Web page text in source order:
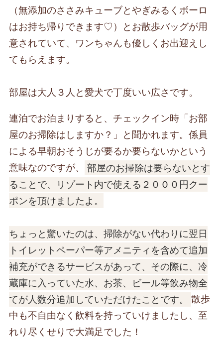
（無添加のささみキューブとやぎみるくボーロ
はお持ち帰りできます♡）とお散歩バッグが用
意されていて、ワンちゃんも優しくお出迎えし
てもらえます。
部屋は大人３人と愛犬で丁度いい広さです。
連泊でお泊まりすると、チェックイン時「お部
屋のお掃除はしますか？」と聞かれます。係員
による早朝おそうじが要るか要らないかという
意味なのですが、
部屋のお掃除は要らないとす
ることで、リゾート内で使える２０００円クー
ポンを頂けましたよ。
ちょっと驚いたのは、掃除がない代わりに翌日
トイレットペーパー等アメニティを含めて追加
補充ができるサービスがあって、その際に、冷
蔵庫に入っていた水、お茶、ビール等飲み物全
てが人数分追加していただけたことです。
散歩
中も不自由なく飲料を持っていけましたし、至
れり尽くせりで大満足でした！